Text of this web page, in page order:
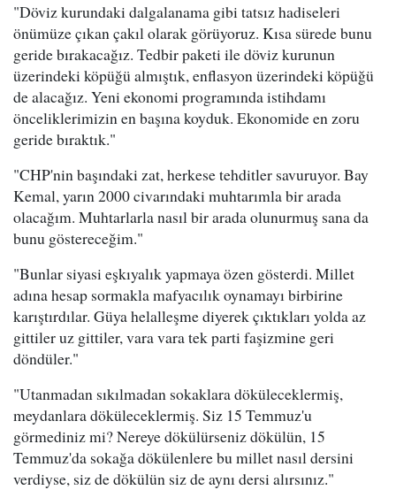
"Döviz kurundaki dalgalanama gibi tatsız hadiseleri
önümüze çıkan çakıl olarak görüyoruz. Kısa sürede bunu
geride bırakacağız. Tedbir paketi ile döviz kurunun
üzerindeki köpüğü almıştık, enflasyon üzerindeki köpüğü
de alacağız. Yeni ekonomi programında istihdamı
önceliklerimizin en başına koyduk. Ekonomide en zoru
geride bıraktık."
"CHP'nin başındaki zat, herkese tehditler savuruyor. Bay
Kemal, yarın 2000 civarındaki muhtarımla bir arada
olacağım. Muhtarlarla nasıl bir arada olunurmuş sana da
bunu göstereceğim."
"Bunlar siyasi eşkıyalık yapmaya özen gösterdi. Millet
adına hesap sormakla mafyacılık oynamayı birbirine
karıştırdılar. Güya helalleşme diyerek çıktıkları yolda az
gittiler uz gittiler, vara vara tek parti faşizmine geri
döndüler."
"Utanmadan sıkılmadan sokaklara döküleceklermiş,
meydanlara döküleceklermiş. Siz 15 Temmuz'u
görmediniz mi? Nereye dökülürseniz dökülün, 15
Temmuz'da sokağa dökülenlere bu millet nasıl dersini
verdiyse, siz de dökülün siz de aynı dersi alırsınız."